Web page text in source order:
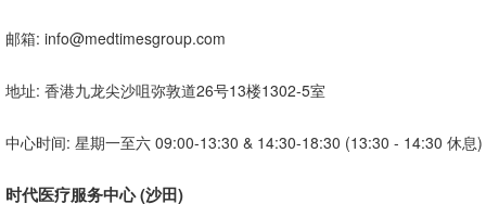
邮箱: info@medtimesgroup.com
地址: 香港九龙尖沙咀弥敦道26号13楼1302-5室
中心时间: 星期一至六 09:00-13:30 & 14:30-18:30 (13:30 - 14:30 休息)
时代医疗服务中心 (沙田)